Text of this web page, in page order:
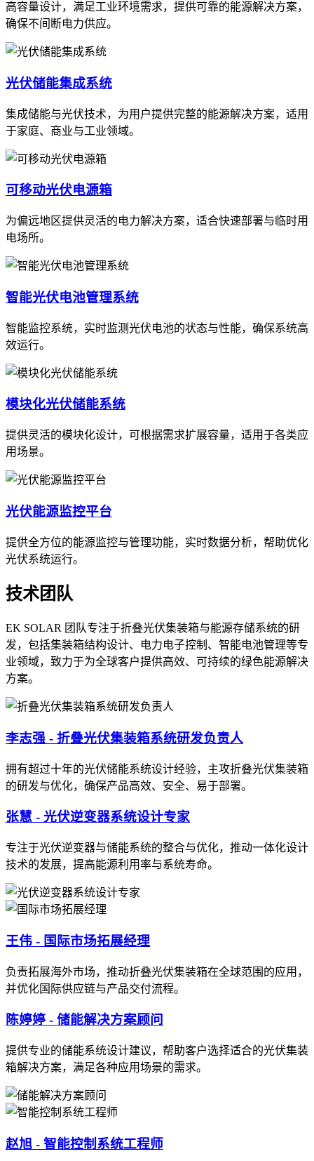
高容量设计，满足工业环境需求，提供可靠的能源解决方案，
确保不间断电力供应。
光伏储能集成系统
集成储能与光伏技术，为用户提供完整的能源解决方案，适用
于家庭、商业与工业领域。
可移动光伏电源箱
为偏远地区提供灵活的电力解决方案，适合快速部署与临时用
电场所。
智能光伏电池管理系统
智能监控系统，实时监测光伏电池的状态与性能，确保系统高
效运行。
模块化光伏储能系统
提供灵活的模块化设计，可根据需求扩展容量，适用于各类应
用场景。
光伏能源监控平台
提供全方位的能源监控与管理功能，实时数据分析，帮助优化
光伏系统运行。
技术团队
EK SOLAR 团队专注于折叠光伏集装箱与能源存储系统的研
发，包括集装箱结构设计、电力电子控制、智能电池管理等专
业领域，致力于为全球客户提供高效、可持续的绿色能源解决
方案。
李志强 - 折叠光伏集装箱系统研发负责人
拥有超过十年的光伏储能系统设计经验，主攻折叠光伏集装箱
的研发与优化，确保产品高效、安全、易于部署。
张慧 - 光伏逆变器系统设计专家
专注于光伏逆变器与储能系统的整合与优化，推动一体化设计
技术的发展，提高能源利用率与系统寿命。
王伟 - 国际市场拓展经理
负责拓展海外市场，推动折叠光伏集装箱在全球范围的应用，
并优化国际供应链与产品交付流程。
陈婷婷 - 储能解决方案顾问
提供专业的储能系统设计建议，帮助客户选择适合的光伏集装
箱解决方案，满足各种应用场景的需求。
赵旭 - 智能控制系统工程师